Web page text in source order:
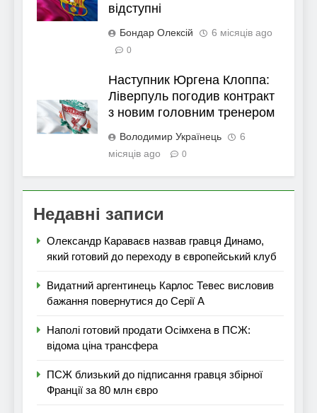
відступні
Бондар Олексій 6 місяців ago
0
Наступник Юргена Клоппа:
Ліверпуль погодив контракт
з новим головним тренером
Володимир Українець
6
місяців ago
0
Недавні записи
Олександр Караваєв назвав гравця Динамо,
який готовий до переходу в європейський клуб
Видатний аргентинець Карлос Тевес висловив
бажання повернутися до Серії А
Наполі готовий продати Осімхена в ПСЖ:
відома ціна трансфера
ПСЖ близький до підписання гравця збірної
Франції за 80 млн євро